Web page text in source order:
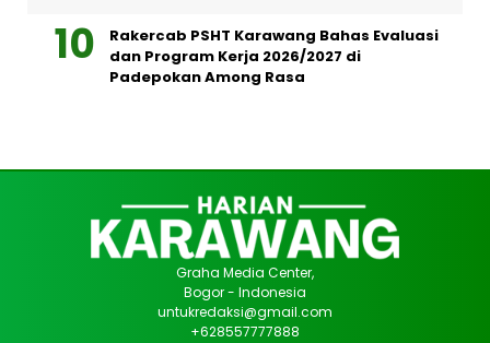
Rakercab PSHT Karawang Bahas Evaluasi
dan Program Kerja 2026/2027 di
Padepokan Among Rasa
Graha Media Center,
Bogor - Indonesia
untukredaksi@gmail.com
+628557777888